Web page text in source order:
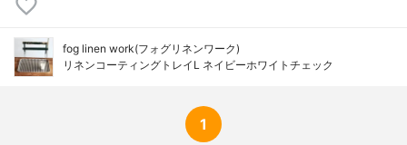
fog linen work(フォグリネンワーク)
リネンコーティングトレイL ネイビーホワイトチェック
1